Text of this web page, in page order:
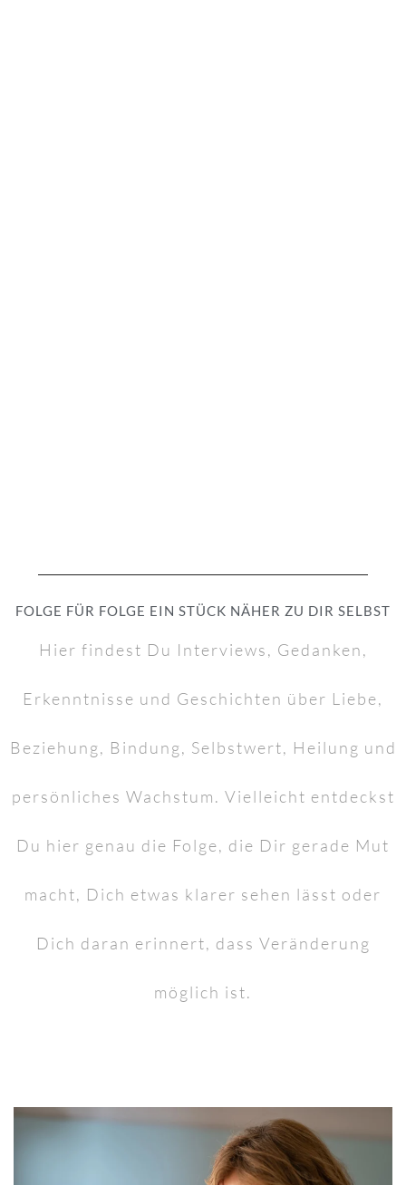
FOLGE FÜR FOLGE EIN STÜCK NÄHER ZU DIR SELBST
Hier findest Du Interviews, Gedanken,
Erkenntnisse und Geschichten über Liebe,
Beziehung, Bindung, Selbstwert, Heilung und
persönliches Wachstum. Vielleicht entdeckst
Du hier genau die Folge, die Dir gerade Mut
macht, Dich etwas klarer sehen lässt oder
Dich daran erinnert, dass Veränderung
möglich ist.